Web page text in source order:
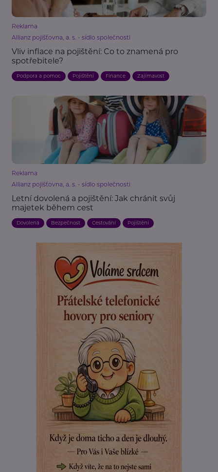
Reklama
Allianz pojišťovna, a. s. - sídlo společnosti
Vliv inflace na pojištění: Co to znamená pro
spotřebitele?
Podpora a pomoc Pojištění Finance Zajímavost
Reklama
Allianz pojišťovna, a. s. - sídlo společnosti
Letní dovolená a pojištění: Jak chránit svůj
majetek během cest
Dovolená Bezpečnost Cestování Pojištění